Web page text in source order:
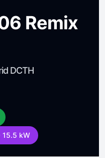
Remix
DCTH
15.5 kW